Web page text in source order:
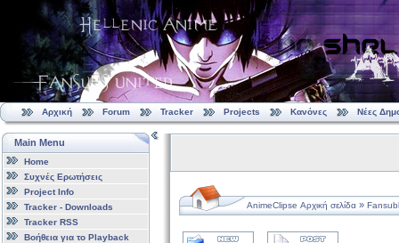
Αρχική Forum Tracker Projects Κανόνες Νέες
Main Menu
Home
Συχνές Ερωτήσεις
Project Info
Tracker - Downloads
Tracker RSS
Βοήθεια για το Playback
AnimeClipse Αρχική σελίδα »